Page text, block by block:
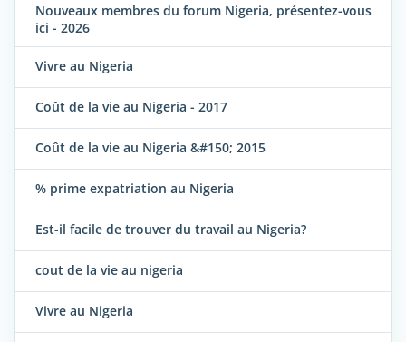
Nouveaux membres du forum Nigeria, présentez-vous
ici - 2026
Vivre au Nigeria
Coût de la vie au Nigeria - 2017
Coût de la vie au Nigeria &#150; 2015
% prime expatriation au Nigeria
Est-il facile de trouver du travail au Nigeria?
cout de la vie au nigeria
Vivre au Nigeria